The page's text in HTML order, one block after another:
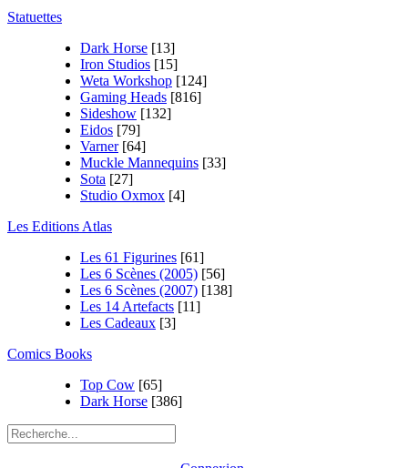
Statuettes
Dark Horse [13]
Iron Studios [15]
Weta Workshop [124]
Gaming Heads [816]
Sideshow [132]
Eidos [79]
Varner [64]
Muckle Mannequins [33]
Sota [27]
Studio Oxmox [4]
Les Editions Atlas
Les 61 Figurines [61]
Les 6 Scènes (2005) [56]
Les 6 Scènes (2007) [138]
Les 14 Artefacts [11]
Les Cadeaux [3]
Comics Books
Top Cow [65]
Dark Horse [386]